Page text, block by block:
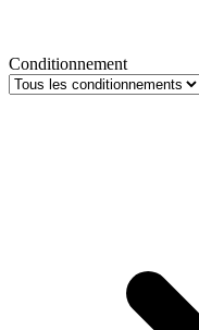
Conditionnement